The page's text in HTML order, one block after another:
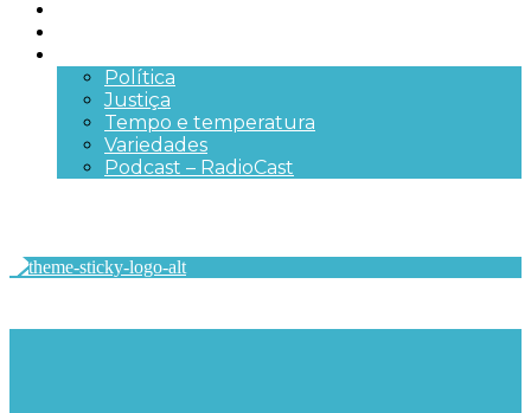
Política
Justiça
Tempo e temperatura
Variedades
Podcast – RadioCast